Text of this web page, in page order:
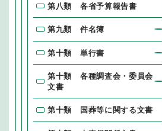
第八類 各省予算報告書
第九類 件名簿
第十類 単行書
第十類 各種調査会・委員会
文書
第十類 国葬等に関する文書